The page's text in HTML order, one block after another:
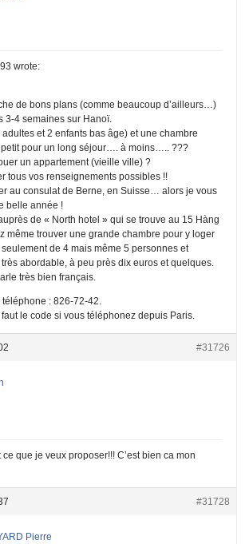
wrote:
de bons plans (comme beaucoup d’ailleurs…)
3-4 semaines sur Hanoï.
et 2 enfants bas âge) et une chambre
petit pour un long séjour…. à moins….. ???
un appartement (vieille ville) ?
tous vos renseignements possibles !!
au consulat de Berne, en Suisse… alors je vous
belle année !
de « North hotel » qui se trouve au 15 Hàng
même trouver une grande chambre pour y loger
de 4 mais même 5 personnes et
très abordable, à peu près dix euros et quelques.
très bien français.
: 826-72-42.
faut le code si vous téléphonez depuis Paris.
#31726
que je veux proposer!!! C’est bien ca mon
#31728
Pierre